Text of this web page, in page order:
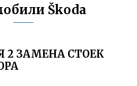
Škoda
2 ЗАМЕНА СТОЕК